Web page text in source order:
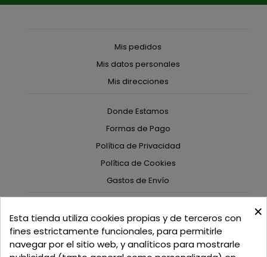
Mis pedidos
Mis datos personales
Mis direcciones
Donde Estamos
Formas de Pago
Política de Privacidad
Política de Cookies
Gastos de Envío
C/ Delgadillo Nº 7 - Local 1 - 45600
Talavera de la Reina - Toledo - (España)
Llamadnos:+34 925 82 02 19 o625 654 791
×
Esta tienda utiliza cookies propias y de terceros con
fines estrictamente funcionales, para permitirle
navegar por el sitio web, y analíticos para mostrarle